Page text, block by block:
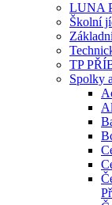
LUNA
Školní
TP
Spolky